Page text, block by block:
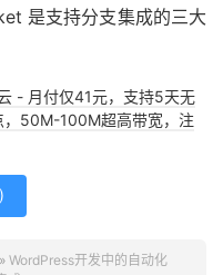
是支持分支集成的三大
- 月付仅41元，支持5天无
50M-100M超高带宽，注
)
» WordPress开发中的自动化